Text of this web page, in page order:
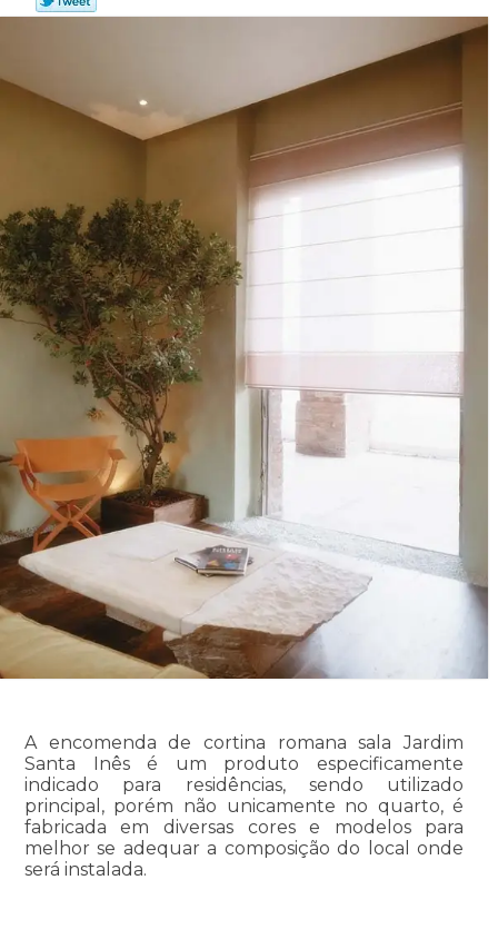
A encomenda de cortina romana sala Jardim
Santa Inês é um produto especificamente
indicado para residências, sendo utilizado
principal, porém não unicamente no quarto, é
fabricada em diversas cores e modelos para
melhor se adequar a composição do local onde
será instalada.